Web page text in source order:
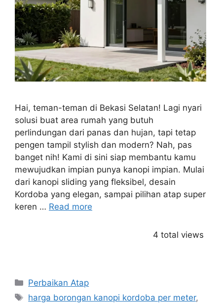
Hai, teman-teman di Bekasi Selatan! Lagi nyari
solusi buat area rumah yang butuh
perlindungan dari panas dan hujan, tapi tetap
pengen tampil stylish dan modern? Nah, pas
banget nih! Kami di sini siap membantu kamu
mewujudkan impian punya kanopi impian. Mulai
dari kanopi sliding yang fleksibel, desain
Kordoba yang elegan, sampai pilihan atap super
keren … Read more
4 total views
Categories
Perbaikan Atap
Tags
harga borongan kanopi kordoba per meter,